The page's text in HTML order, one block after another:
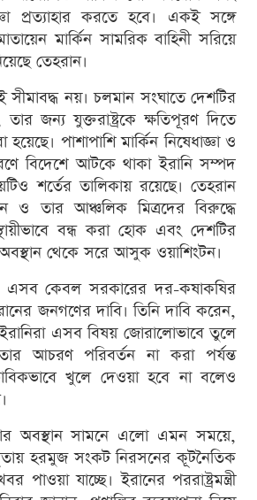
প্রত্যাহার করতে হবে। একই সঙ্গে
মার্কিন সামরিক বাহিনী সরিয়ে
তেহরান।
সীমাবদ্ধ নয়। চলমান সংঘাতে দেশটির
তার জন্য যুক্তরাষ্ট্রকে ক্ষতিপূরণ দিতে
পাশাপাশি মার্কিন নিষেধাজ্ঞা ও
বিদেশে আটকে থাকা ইরানি সম্পদ
শর্তের তালিকায় রয়েছে। তেহরান
ও তার আঞ্চলিক মিত্রদের বিরুদ্ধে
বন্ধ করা হোক এবং দেশটির
থেকে সরে আসুক ওয়াশিংটন।
এসব কেবল সরকারের দর-কষাকষির
জনগণের দাবি। তিনি দাবি করেন,
এসব বিষয় জোরালোভাবে তুলে
তার আচরণ পরিবর্তন না করা পর্যন্ত
খুলে দেওয়া হবে না বলেও
অবস্থান সামনে এলো এমন সময়ে,
হরমুজ সংকট নিরসনের কূটনৈতিক
পাওয়া যাচ্ছে। ইরানের পররাষ্ট্রমন্ত্রী